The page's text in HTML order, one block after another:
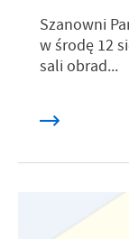
Szanowni
w środę 12
sali obrad...